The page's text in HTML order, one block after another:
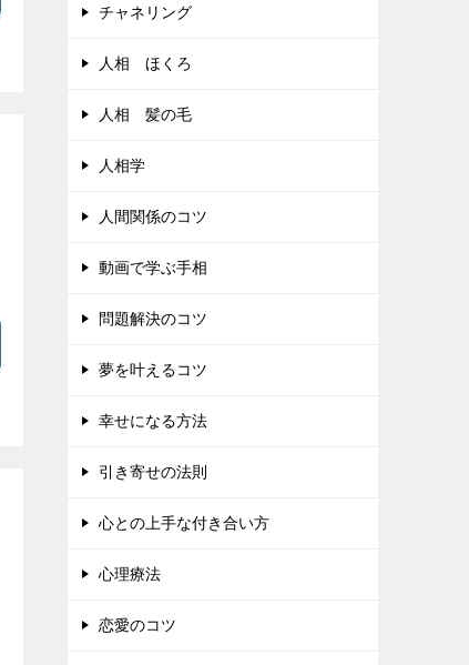
チャネリング
人相 ほくろ
人相 髪の毛
人相学
人間関係のコツ
動画で学ぶ手相
問題解決のコツ
夢を叶えるコツ
幸せになる方法
引き寄せの法則
心との上手な付き合い方
心理療法
恋愛のコツ